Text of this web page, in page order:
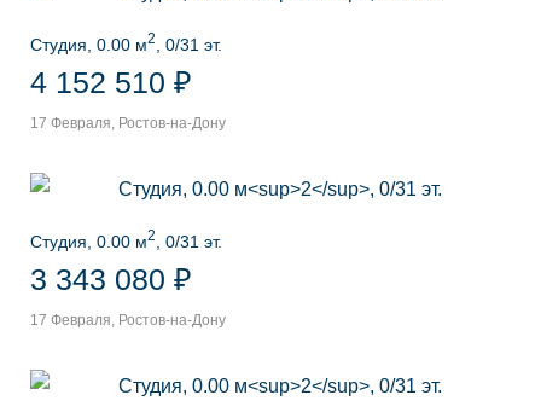
Студия, 0.00 м2 , 0/31 эт.
4 152 510 ₽
17 Февраля, Ростов-на-Дону
Студия, 0.00 м2 , 0/31 эт.
3 343 080 ₽
17 Февраля, Ростов-на-Дону